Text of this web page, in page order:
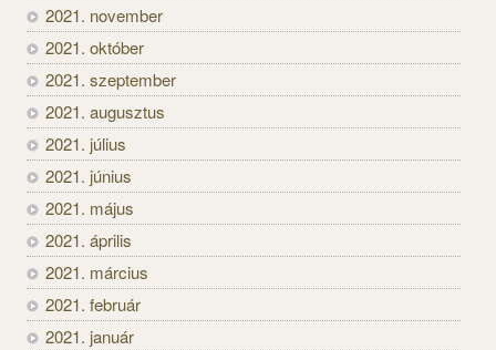
2021. november
2021. október
2021. szeptember
2021. augusztus
2021. július
2021. június
2021. május
2021. április
2021. március
2021. február
2021. január